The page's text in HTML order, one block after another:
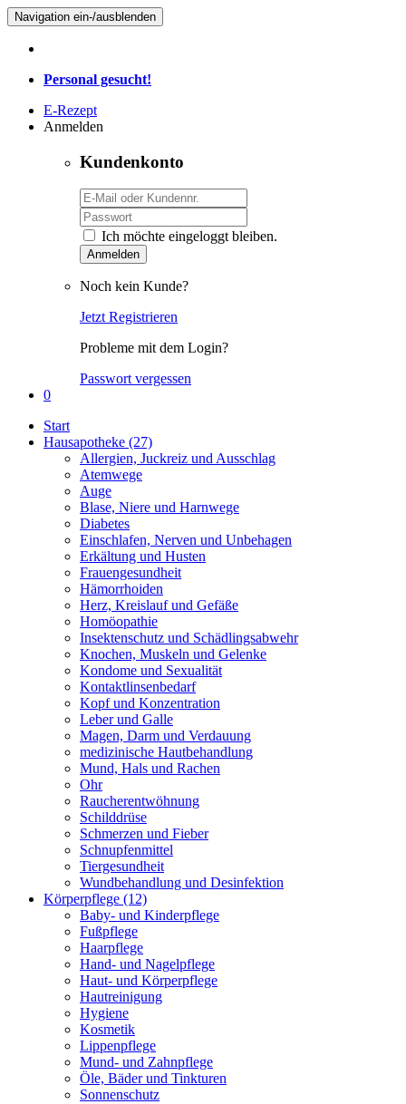
Navigation ein-/ausblenden
Personal gesucht!
E-Rezept
Anmelden
Kundenkonto
Ich möchte eingeloggt bleiben.
Anmelden
Noch kein Kunde?
Jetzt Registrieren
Probleme mit dem Login?
Passwort vergessen
0
Start
Hausapotheke (27)
Allergien, Juckreiz und Ausschlag
Atemwege
Auge
Blase, Niere und Harnwege
Diabetes
Einschlafen, Nerven und Unbehagen
Erkältung und Husten
Frauengesundheit
Hämorrhoiden
Herz, Kreislauf und Gefäße
Homöopathie
Insektenschutz und Schädlingsabwehr
Knochen, Muskeln und Gelenke
Kondome und Sexualität
Kontaktlinsenbedarf
Kopf und Konzentration
Leber und Galle
Magen, Darm und Verdauung
medizinische Hautbehandlung
Mund, Hals und Rachen
Ohr
Raucherentwöhnung
Schilddrüse
Schmerzen und Fieber
Schnupfenmittel
Tiergesundheit
Wundbehandlung und Desinfektion
Körperpflege (12)
Baby- und Kinderpflege
Fußpflege
Haarpflege
Hand- und Nagelpflege
Haut- und Körperpflege
Hautreinigung
Hygiene
Kosmetik
Lippenpflege
Mund- und Zahnpflege
Öle, Bäder und Tinkturen
Sonnenschutz